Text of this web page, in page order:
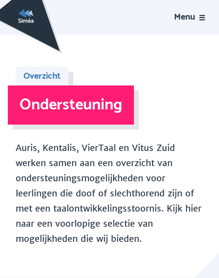
Menu
Overzicht
Ondersteuning
Auris, Kentalis, VierTaal en Vitus Zuid
werken samen aan een overzicht van
ondersteuningsmogelijkheden voor
leerlingen die doof of slechthorend zijn of
met een taalontwikkelingsstoornis. Kijk hier
naar een voorlopige selectie van
mogelijkheden die wij bieden.